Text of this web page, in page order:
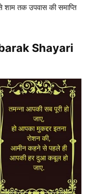
तक उपवास की समाप्ति
Shayari